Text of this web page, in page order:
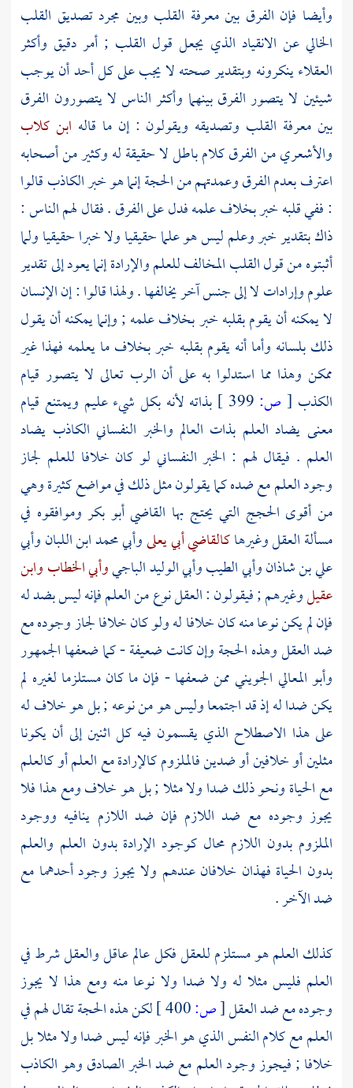
وأيضا فإن الفرق بين معرفة القلب وبين مجرد تصديق القلب
الخالي عن الانقياد الذي يجعل قول القلب ; أمر دقيق وأكثر
العقلاء ينكرونه وبتقدير صحته لا يجب على كل أحد أن يوجب
شيئين لا يتصور الفرق بينهما وأكثر الناس لا يتصورون الفرق
بين معرفة القلب وتصديقه ويقولون : إن ما قاله ابن كلاب
والأشعريمن الفرق كلام باطل لا حقيقة له وكثير من أصحابه
اعترف بعدم الفرق وعمدتهم من الحجة إنما هو خبر الكاذب قالوا
: ففي قلبه خبر بخلاف علمه فدل على الفرق . فقال لهم الناس :
ذاك بتقدير خبر وعلم ليس هو علما حقيقيا ولا خبرا حقيقيا ولما
أثبتوه من قول القلب المخالف للعلم والإرادة إنما يعود إلى تقدير
علوم وإرادات لا إلى جنس آخر يخالفها . ولهذا قالوا : إن الإنسان
لا يمكنه أن يقوم بقلبه خبر بخلاف علمه ; وإنما يمكنه أن يقول
ذلك بلسانه وأما أنه يقوم بقلبه خبر بخلاف ما يعلمه فهذا غير
ممكن وهذا مما استدلوا به على أن الرب تعالى لا يتصور قيام
الكذب [ ص:
بذاته لأنه بكل شيء عليم ويمتنع قيام
معنى يضاد العلم بذات العالم والخبر النفساني الكاذب يضاد
العلم . فيقال لهم : الخبر النفساني لو كان خلافا للعلم لجاز
وجود العلم مع ضده كما يقولون مثل ذلك في مواضع كثيرة وهي
من أقوى الحجج التي يحتج بها القاضي أبو بكر وموافقوه في
مسألة العقل وغيرهاكالقاضي أبي يعلىوأبي محمد ابن اللبانوأبي
علي بن شاذانوأبي الطيبوأبي الوليد الباجيوأبي الخطابوابن
عقيلوغيرهم ; فيقولون : العقل نوع من العلم فإنه ليس بضد له
فإن لم يكن نوعا منه كان خلافا له ولو كان خلافا لجاز وجوده مع
ضد العقل وهذه الحجة وإن كانت ضعيفة - كما ضعفها الجمهور
وأبو المعالي الجوينيممن ضعفها - فإن ما كان مستلزما لغيره لم
يكن ضدا له إذ قد اجتمعا وليس هو من نوعه ; بل هو خلاف له
على هذا الاصطلاح الذي يقسمون فيه كل اثنين إلى أن يكونا
مثلين أو خلافين أو ضدين فالملزوم كالإرادة مع العلم أو كالعلم
مع الحياة ونحو ذلك ضدا ولا مثلا ; بل هو خلاف ومع هذا فلا
يجوز وجوده مع ضد اللازم فإن ضد اللازم ينافيه ووجود
الملزوم بدون اللازم محال كوجود الإرادة بدون العلم والعلم
بدون الحياة فهذان خلافان عندهم ولا يجوز وجود أحدهما مع
ضد الآخر .
كذلك العلم هو مستلزم للعقل فكل عالم عاقل والعقل شرط في
العلم فليس مثلا له ولا ضدا ولا نوعا منه ومع هذا لا يجوز
وجوده مع ضد العقل[ص:
لكن هذه الحجة تقال لهم في
العلم مع كلام النفس الذي هو الخبر فإنه ليس ضدا ولا مثلا بل
خلافا ; فيجوز وجود العلم مع ضد الخبر الصادق وهو الكاذب